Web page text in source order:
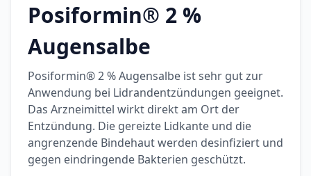
Posiformin® 2 %
Augensalbe
Posiformin® 2 % Augensalbe ist sehr gut zur
Anwendung bei Lidrandentzündungen geeignet.
Das Arzneimittel wirkt direkt am Ort der
Entzündung. Die gereizte Lidkante und die
angrenzende Bindehaut werden desinfiziert und
gegen eindringende Bakterien geschützt.